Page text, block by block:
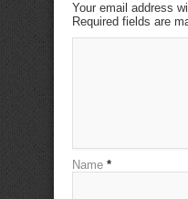
Your email address
Required fields are
Name *